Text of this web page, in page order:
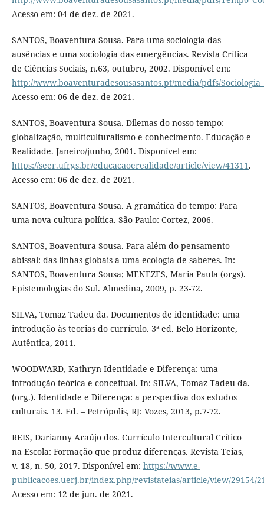
Acesso em: 04 de dez. de 2021.
SANTOS, Boaventura Sousa. Para uma sociologia das
ausências e uma sociologia das emergências. Revista Crítica
de Ciências Sociais, n.63, outubro, 2002. Disponível em:
http://www.boaventuradesousasantos.pt/media/pdfs/
Acesso em: 06 de dez. de 2021.
SANTOS, Boaventura Sousa. Dilemas do nosso tempo:
globalização, multiculturalismo e conhecimento. Educação e
Realidade. Janeiro/junho, 2001. Disponível em:
https://seer.ufrgs.br/educacaoerealidade/article/view/41311.
Acesso em: 06 de dez. de 2021.
SANTOS, Boaventura Sousa. A gramática do tempo: Para
uma nova cultura política. São Paulo: Cortez, 2006.
SANTOS, Boaventura Sousa. Para além do pensamento
abissal: das linhas globais a uma ecologia de saberes. In:
SANTOS, Boaventura Sousa; MENEZES, Maria Paula (orgs).
Epistemologias do Sul. Almedina, 2009, p. 23-72.
SILVA, Tomaz Tadeu da. Documentos de identidade: uma
introdução às teorias do currículo. 3ª ed. Belo Horizonte,
Autêntica, 2011.
WOODWARD, Kathryn Identidade e Diferença: uma
introdução teórica e conceitual. In: SILVA, Tomaz Tadeu da.
(org.). Identidade e Diferença: a perspectiva dos estudos
culturais. 13. Ed. – Petrópolis, RJ: Vozes, 2013, p.7-72.
REIS, Darianny Araújo dos. Currículo Intercultural Crítico
na Escola: Formação que produz diferenças. Revista Teias,
v. 18, n. 50, 2017. Disponível em: https://www.e-
publicacoes.uerj.br/index.php/revistateias/article/view/29154/
Acesso em: 12 de jun. de 2021.